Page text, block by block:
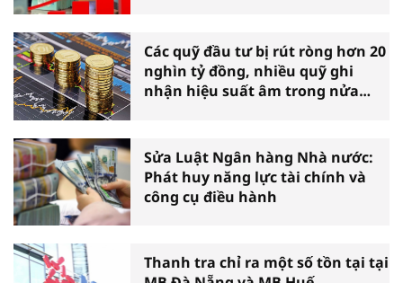
Các quỹ đầu tư bị rút ròng hơn 20
nghìn tỷ đồng, nhiều quỹ ghi
nhận hiệu suất âm trong nửa
Sửa Luật Ngân hàng Nhà nước:
Phát huy năng lực tài chính và
công cụ điều hành
Thanh tra chỉ ra một số tồn tại tại